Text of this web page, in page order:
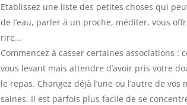
Etablissez une liste des petites choses qui
de l’eau, parler à un proche, méditer, vous
rire…
Commencez à casser certaines associations
vous levant mais attendre d’avoir pris votre
le repas. Changez déjà l’une ou l’autre de
saines. Il est parfois plus facile de se